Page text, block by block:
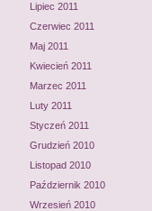
Lipiec 2011
Czerwiec 2011
Maj 2011
Kwiecień 2011
Marzec 2011
Luty 2011
Styczeń 2011
Grudzień 2010
Listopad 2010
Październik 2010
Wrzesień 2010